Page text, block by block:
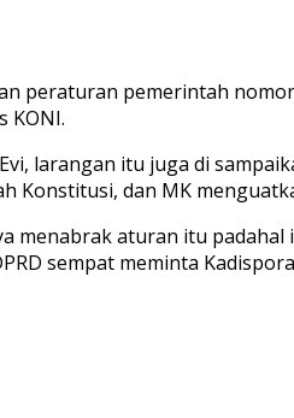
peraturan pemerintah
KONI.
larangan itu juga di
Konstitusi, dan MK
menabrak aturan itu
sempat meminta